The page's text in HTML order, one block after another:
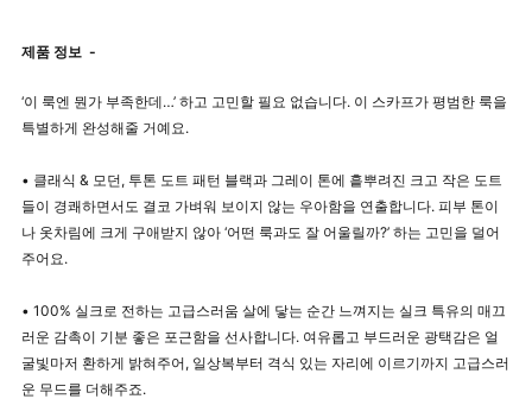
제품 정보 -
‘이 룩엔 뭔가 부족한데…’ 하고 고민할 필요 없습니다. 이 스카프가 평범한 룩을
특별하게 완성해줄 거예요.
• 클래식 & 모던, 투톤 도트 패턴 블랙과 그레이 톤에 흩뿌려진 크고 작은 도트
들이 경쾌하면서도 결코 가벼워 보이지 않는 우아함을 연출합니다. 피부 톤이
나 옷차림에 크게 구애받지 않아 ‘어떤 룩과도 잘 어울릴까?’ 하는 고민을 덜어
주어요.
• 100% 실크로 전하는 고급스러움 살에 닿는 순간 느껴지는 실크 특유의 매끄
러운 감촉이 기분 좋은 포근함을 선사합니다. 여유롭고 부드러운 광택감은 얼
굴빛마저 환하게 밝혀주어, 일상복부터 격식 있는 자리에 이르기까지 고급스러
운 무드를 더해주죠.